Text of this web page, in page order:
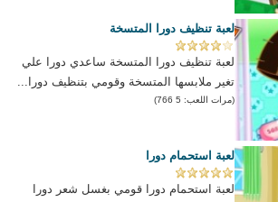
لعبة تنظيف دورا المتسخة
لعبة تنظيف دورا المتسخة ساعدي دورا علي
تغير ملابسها المتسخة وقومي بتنظيف دورا...
(مرات اللعب: 5 766)
لعبة استحمام دورا
لعبة استحمام دورا قومي بغسل شعر دورا